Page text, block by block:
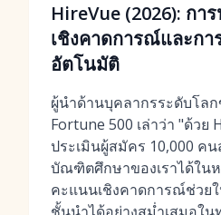
HireVue (2026): กา
เชิงคาดการณ์และก
อัตโนมัติ
ผู้นำด้านบุคลากรระดับโล
Fortune 500 เล่าว่า "ด้วย
ประเมินผู้สมัคร 10,000 ค
บัณฑิตศึกษาของเราได้ใน
คะแนนเชิงคาดการณ์ช่วย